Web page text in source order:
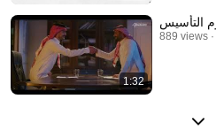
1:32
التأسيس
889 views